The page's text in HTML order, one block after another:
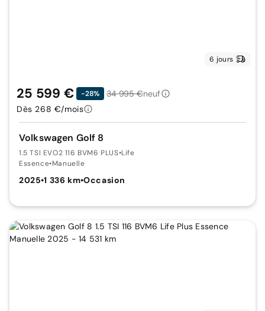
6 jours
Volkswagen Golf 8
1.5 TSI EVO2 116 BVM6 PLUS•Life
Essence•Manuelle
2025•1 336 km•Occasion
25 599 € -28% 34 995 €neuf
Dès 268 €/mois